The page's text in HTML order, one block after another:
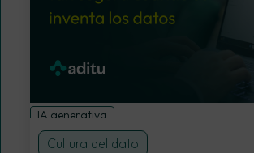
IA generativa
Cultura del dato